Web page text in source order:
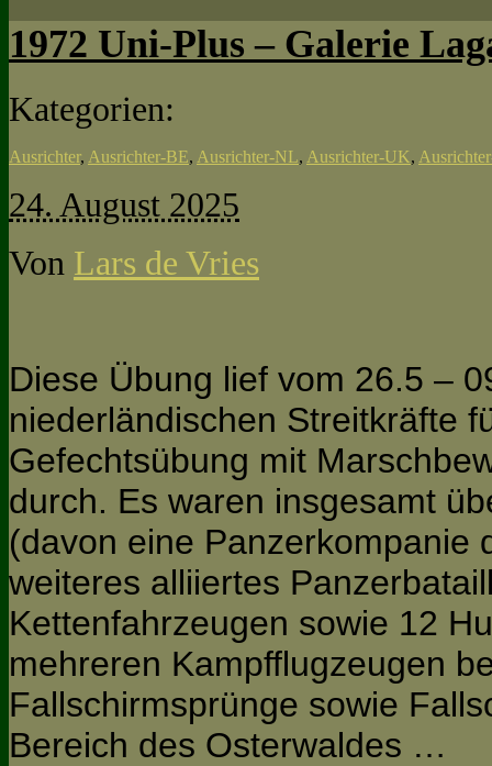
1972 Uni-Plus – Galerie
Kategorien:
Ausrichter, Ausrichter-BE, Ausrichter-NL, Ausrichter-UK,
24. August 2025
Von Lars de Vries
Diese Übung lief vom 26.5 –
niederländischen Streitkräfte
Gefechtsübung mit
durch. Es waren insgesamt
(davon eine Panzerkompanie
weiteres alliiertes
Kettenfahrzeugen sowie 12
mehreren Kampfflugzeugen
Fallschirmsprünge sowie
Bereich des Osterwaldes …